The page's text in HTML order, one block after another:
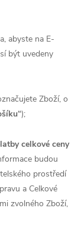
abyste na E-
být uvedeny
Zboží, o
);
celkové ceny
budou
prostředí
a Celkové
zvolného Zboží,